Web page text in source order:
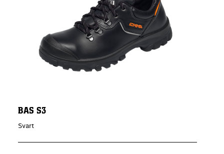
BAS S3
Svart